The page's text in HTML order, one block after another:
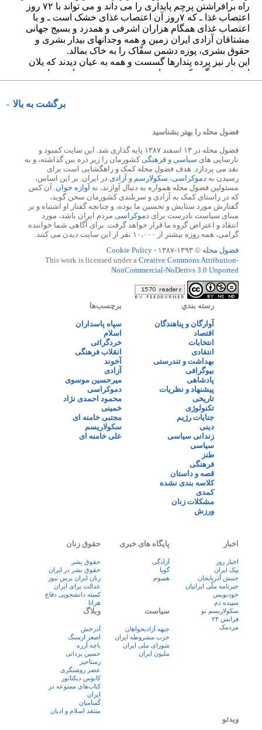
برگشت به بالا
فضول محله را بهتر بشناسید
فضول محله در ۱۳ اسفند ۱۳۸۷ پایه گذاری شد. این سایت کمبود و
نارسایی های سیاسی و فرهنگیکشورمان را زیر ذره بین گذاشته، و به
نقد می پردازد. هدف فضول محله کمک و راهگشایی است برای
رسیدن به دموکراسی، سکولارسم و آزادی در ایران. بر این اساس،
مسئولین فضول محله همواره به دنبال آوازند، نه آوازه خوان. آن کس
که در راستای کمک به آزادی و سربلندی کشورمان سخن گوید،
گفتارش مورد ستایش و تحسین ما بوده، و چنانچه گفتار او اشتباه و بر
مبنای سیاست نادرست برای دموکراسی مردم ایران باشد، مورد
انتقاد و اعتراض گروه ما قرار خواهد گرفت. برای آگاهی شما خواننده
گرامی، همه روزه بیشتر از ۱۰،۰۰۰ نفر از این سایت دیدن می کنند.
فضول محله © ۱۳۹۳-۱۳۸۷ -
Cookie Policy
This work is licensed under a Creative Commons Attribution-
NonCommercial-NoDerivs 3.0 Unported
رسته بندي
آوارگان و پناهندگان
اقتصاد
انتخابات
انتقادی
بهداشت و تندرستی
بیوگرافی
پادشاهی
پیشنهاد و نظریات
تاریخی
تکنولوژی
جنایات رژیم
دینی
زندانی سیاسی
سیاسی
طنز
فرهنگی
قصه و داستان
کلاسه بندی نشده
کمدی
مشکلات زنان
ورزش
برچسب‌ها
سپاه پاسداران
اسلام
خردگرائی
انقلاب فرهنگی
آخوند
آزادی
میرحسین موسوی
دموکراسی
محمود احمدی نژاد
خمینی
مجتبی خامنه ای
سکولاریسم
علی خامنه ای
اخبار
اخبار روز
پيک ايران
جنبش آذربایجان
خبرنامه ملّی ایرانیان
خودنویس
سپیده دم
سکولاریسم نو
فرانس ۲۴
مردمک
پایگاه های خبری
آزادگی
گویا
همبوم
حقوق زنان
حقوق بشر
حقوق بشر در ایران
زنان ايران پرس نيوز
عدالت برای ایران
کمیته دانشجویی دفاع
هرانا
سیاست
جبهه آزادیخواهان
حزب مشروطه ایران
شورای ملی ایران
ملیون ایران
وبلاگ
آذرخش
اصغر ارسنگ
باچه آزره
حسین یزدانی
رستاخیز
عضر روشنگری
کابوس دیکتاتور
کتاب‌های ممنوعه در
ایران
گمنامیان
منتقد اسلام و ادیان
ویدئو